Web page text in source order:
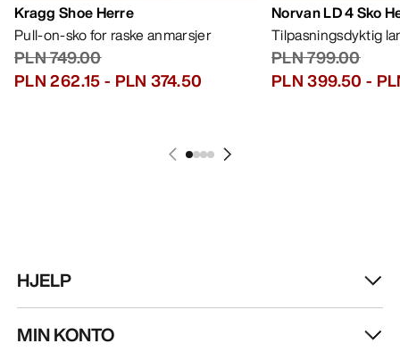
Kragg Shoe Herre
Pull-on-sko for raske anmarsjer
PLN 749.00
PLN 262.15- PLN 374.50
Norvan LD 4 Sko
Tilpasningsdyktig
PLN 799.00
PLN 399.50 -
HJELP
MIN KONTO